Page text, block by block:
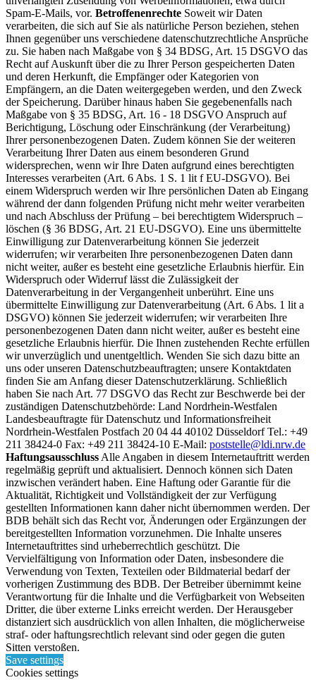
Spam-E-Mails, vor. Betroffenenrechte Soweit wir Daten
verarbeiten, die sich auf Sie als natürliche Person beziehen, stehen
Ihnen gegenüber uns verschiedene datenschutzrechtliche Ansprüche
zu. Sie haben nach Maßgabe von § 34 BDSG, Art. 15 DSGVO das
Recht auf Auskunft über die zu Ihrer Person gespeicherten Daten
und deren Herkunft, die Empfänger oder Kategorien von
Empfängern, an die Daten weitergegeben werden, und den Zweck
der Speicherung. Darüber hinaus haben Sie gegebenenfalls nach
Maßgabe von § 35 BDSG, Art. 16 - 18 DSGVO Anspruch auf
Berichtigung, Löschung oder Einschränkung (der Verarbeitung)
Ihrer personenbezogenen Daten. Zudem können Sie der weiteren
Verarbeitung Ihrer Daten aus einem besonderen Grund
widersprechen, wenn wir Ihre Daten aufgrund eines berechtigten
Interesses verarbeiten (Art. 6 Abs. 1 S. 1 lit f EU-DSGVO). Bei
einem Widerspruch werden wir Ihre persönlichen Daten ab Eingang
während der dann folgenden Prüfung nicht mehr weiter verarbeiten
und nach Abschluss der Prüfung – bei berechtigtem Widerspruch –
löschen (§ 36 BDSG, Art. 21 EU-DSGVO). Eine uns übermittelte
Einwilligung zur Datenverarbeitung können Sie jederzeit
widerrufen; wir verarbeiten Ihre personenbezogenen Daten dann
nicht weiter, außer es besteht eine gesetzliche Erlaubnis hierfür. Ein
Widerspruch oder Widerruf lässt die Zulässigkeit der
Datenverarbeitung in der Vergangenheit unberührt. Eine uns
übermittelte Einwilligung zur Datenverarbeitung (Art. 6 Abs. 1 lit a
DSGVO) können Sie jederzeit widerrufen; wir verarbeiten Ihre
personenbezogenen Daten dann nicht weiter, außer es besteht eine
gesetzliche Erlaubnis hierfür. Die Ihnen zustehenden Rechte erfüllen
wir unverzüglich und unentgeltlich. Wenden Sie sich dazu bitte an
uns oder unseren Datenschutzbeauftragten; unsere Kontaktdaten
finden Sie am Anfang dieser Datenschutzerklärung. Schließlich
haben Sie nach Art. 77 DSGVO das Recht zur Beschwerde bei der
zuständigen Datenschutzbehörde: Land Nordrhein-Westfalen
Landesbeauftragte für Datenschutz und Informationsfreiheit
Nordrhein-Westfalen Postfach 20 04 44 40102 Düsseldorf Tel.: +49
211 38424-0 Fax: +49 211 38424-10 E-Mail: poststelle@ldi.nrw.de
Haftungsausschluss Alle Angaben in diesem Internetauftritt werden
regelmäßig geprüft und aktualisiert. Dennoch können sich Daten
inzwischen verändert haben. Eine Haftung oder Garantie für die
Aktualität, Richtigkeit und Vollständigkeit der zur Verfügung
gestellten Informationen kann daher nicht übernommen werden. Der
BDB behält sich das Recht vor, Änderungen oder Ergänzungen der
bereitgestellten Information vorzunehmen. Die Inhalte unseres
Internetauftrittes sind urheberrechtlich geschützt. Die
Vervielfältigung von Information oder Daten, insbesondere die
Verwendung von Texten, Texteilen oder Bildmaterial bedarf der
vorherigen Zustimmung des BDB. Der Betreiber übernimmt keine
Verantwortung für die Inhalte und die Verfügbarkeit von Webseiten
Dritter, die über externe Links erreicht werden. Der Herausgeber
distanziert sich ausdrücklich von allen Inhalten, die möglicherweise
straf- oder haftungsrechtlich relevant sind oder gegen die guten
Sitten verstoßen.
Save settings
Cookies settings